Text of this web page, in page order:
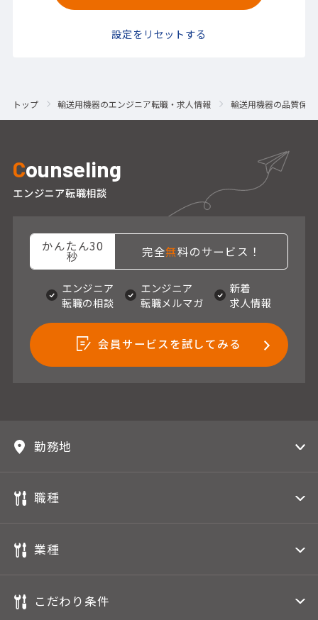
設定をリセットする
トップ 輸送用機器のエンジニア転職・求人情報 輸送用機器の品質保
Counseling
エンジニア転職相談
かんたん30
秒 完全無料のサービス！
エンジニア
転職の相談
エンジニア
転職メルマガ
新着
求人情報
会員サービスを試してみる
勤務地
職種
業種
こだわり条件